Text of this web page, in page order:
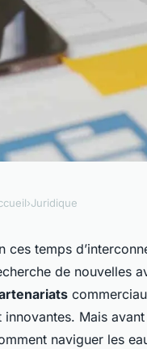
les
›Juridique
ces temps
de nouvelles
innovantes. Mais
naviguer les